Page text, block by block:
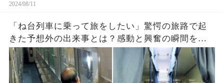
2024/08/11
「ね台列車に乗って旅をしたい」驚愕の旅路で起
きた予想外の出来事とは？感動と興奮の瞬間を追
う